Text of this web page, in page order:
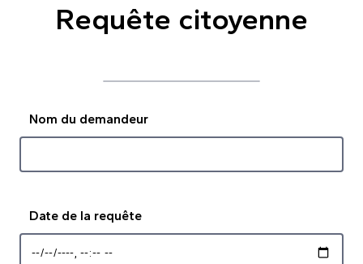
Requête citoyenne
Nom du demandeur
Date de la requête